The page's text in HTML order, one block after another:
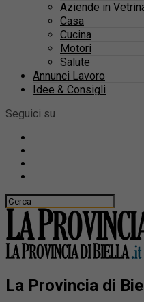
Aziende in
Casa
Cucina
Motori
Salute
Annunci Lavoro
Idee & Consigli
Seguici su
La Provincia di